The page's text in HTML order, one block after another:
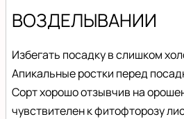
ВОЗДЕЛЫВАНИИ
Избегать посадку в слишком
Апикальные ростки перед
Сорт хорошо отзывчив на
чувствителен к фитофторозу